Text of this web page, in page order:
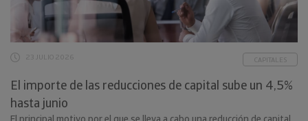
23 JULIO 2026 CAPITALES
El importe de las reducciones de capital sube un 4,5%
hasta junio